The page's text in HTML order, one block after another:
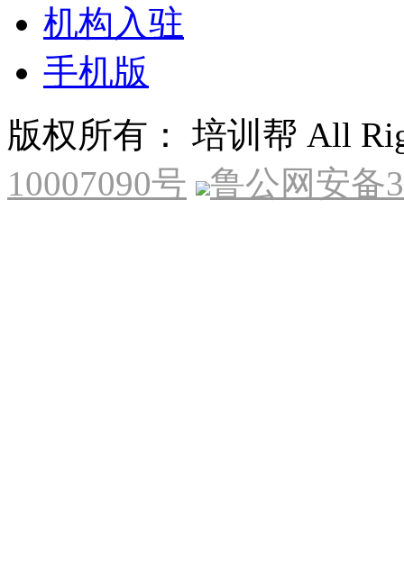
机构入驻
手机版
版权所有： 培训帮 All
10007090号
鲁公网安备